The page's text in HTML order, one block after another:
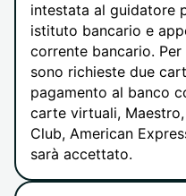
intestata al guidatore
istituto bancario e
corrente bancario.
sono richieste due
pagamento al banco
carte virtuali,
Club, American
sarà accettato.